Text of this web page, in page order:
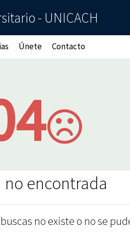
- UNICACH
Únete Contacto
encontrada
no existe o no se